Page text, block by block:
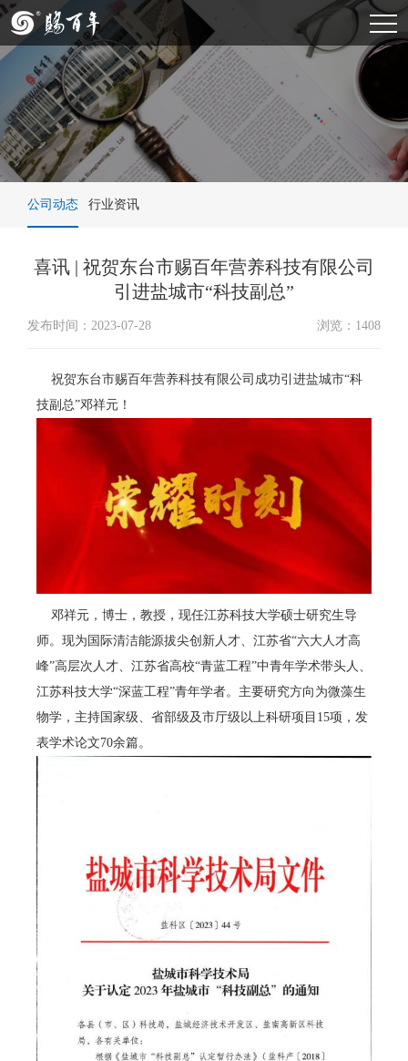
公司动态 行业资讯
喜讯 | 祝贺东台市赐百年营养科技有限公司
引进盐城市“科技副总”
发布时间：2023-07-28 浏览：1408
祝贺东台市赐百年营养科技有限公司成功引进盐城市“科
技副总”邓祥元！
邓祥元，博士，教授，现任江苏科技大学硕士研究生导
师。现为国际清洁能源拔尖创新人才、江苏省“六大人才高
峰”高层次人才、江苏省高校“青蓝工程”中青年学术带头人、
江苏科技大学“深蓝工程”青年学者。主要研究方向为微藻生
物学，主持国家级、省部级及市厅级以上科研项目15项，发
表学术论文70余篇。